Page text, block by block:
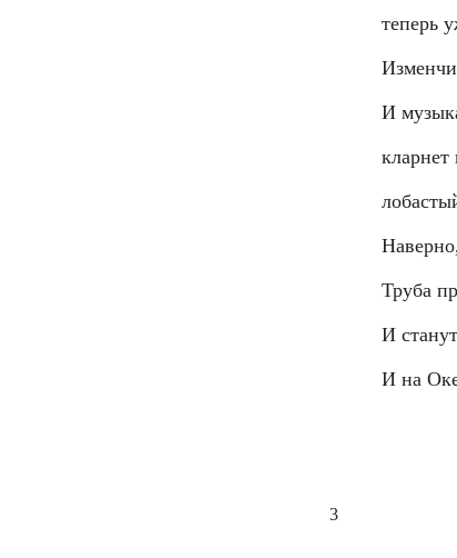
теперь
И
Труба
И
И на
3